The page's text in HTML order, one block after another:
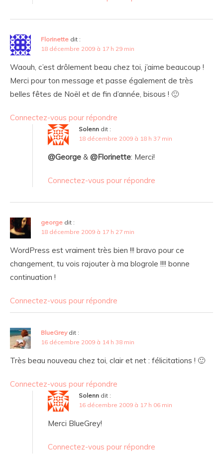
Florinette dit :
18 décembre 2009 à 17 h 29 min
Waouh, c’est drôlement beau chez toi, j’aime beaucoup !
Merci pour ton message et passe également de très
belles fêtes de Noël et de fin d’année, bisous ! 🙂
Connectez-vous pour répondre
Solenn dit :
18 décembre 2009 à 18 h 37 min
@George & @Florinette: Merci!
Connectez-vous pour répondre
george dit :
18 décembre 2009 à 17 h 27 min
WordPress est vraiment très bien !!! bravo pour ce
changement, tu vois rajouter à ma blogrole !!!! bonne
continuation !
Connectez-vous pour répondre
BlueGrey dit :
16 décembre 2009 à 14 h 38 min
Très beau nouveau chez toi, clair et net : félicitations ! 🙂
Connectez-vous pour répondre
Solenn dit :
16 décembre 2009 à 17 h 06 min
Merci BlueGrey!
Connectez-vous pour répondre